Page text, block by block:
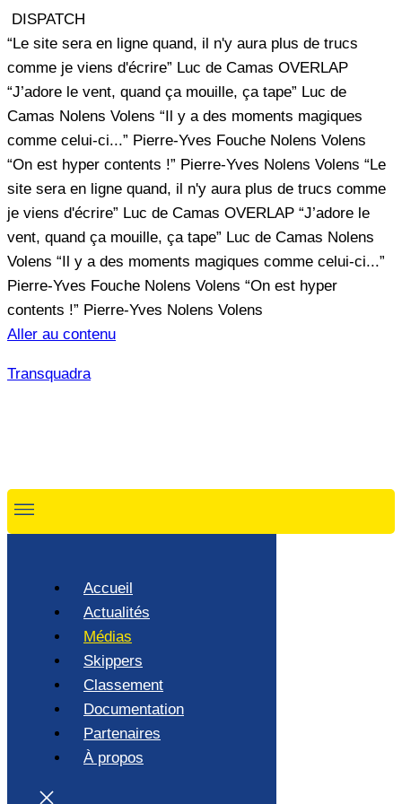
DISPATCH
“Le site sera en ligne quand, il n'y aura plus de trucs
comme je viens d'écrire” Luc de Camas OVERLAP
“J’adore le vent, quand ça mouille, ça tape” Luc de
Camas Nolens Volens “Il y a des moments magiques
comme celui-ci...” Pierre-Yves Fouche Nolens Volens
“On est hyper contents !” Pierre-Yves Nolens Volens “Le
site sera en ligne quand, il n'y aura plus de trucs comme
je viens d'écrire” Luc de Camas OVERLAP “J’adore le
vent, quand ça mouille, ça tape” Luc de Camas Nolens
Volens “Il y a des moments magiques comme celui-ci...”
Pierre-Yves Fouche Nolens Volens “On est hyper
contents !” Pierre-Yves Nolens Volens
Aller au contenu
Transquadra
Accueil
Actualités
Médias
Skippers
Classement
Documentation
Partenaires
À propos